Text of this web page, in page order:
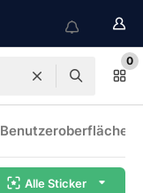
0
Alle Sticker